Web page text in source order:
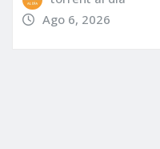
Ago 6, 2026